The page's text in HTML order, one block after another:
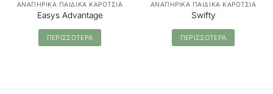
ΑΝΑΠΗΡΙΚΑ ΠΑΙΔΙΚΑ ΚΑΡΟΤΣΙΑ
Easys Advantage
ΠΕΡΙΣΣΟΤΕΡΑ
ΑΝΑΠΗΡΙΚΑ ΠΑΙΔΙΚΑ ΚΑΡΟΤΣΙΑ
Swifty
ΠΕΡΙΣΣΟΤΕΡΑ